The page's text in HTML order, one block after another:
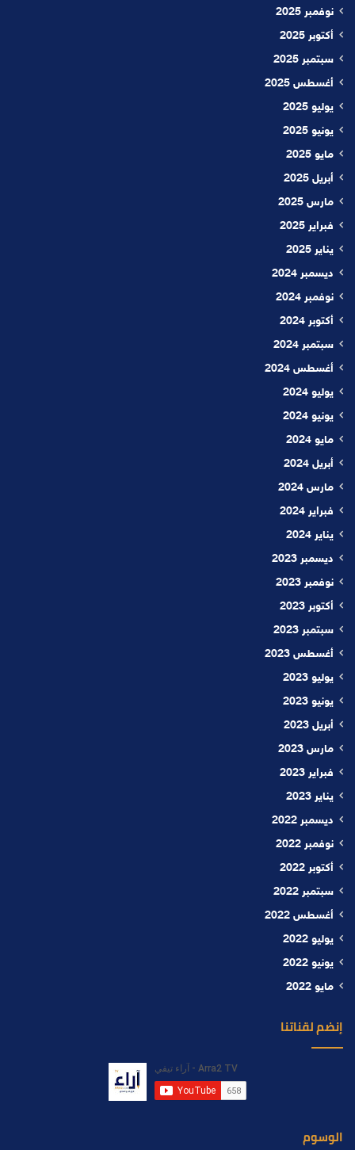
نوفمبر 2025
أكتوبر 2025
سبتمبر 2025
أغسطس 2025
يوليو 2025
يونيو 2025
مايو 2025
أبريل 2025
مارس 2025
فبراير 2025
يناير 2025
ديسمبر 2024
نوفمبر 2024
أكتوبر 2024
سبتمبر 2024
أغسطس 2024
يوليو 2024
يونيو 2024
مايو 2024
أبريل 2024
مارس 2024
فبراير 2024
يناير 2024
ديسمبر 2023
نوفمبر 2023
أكتوبر 2023
سبتمبر 2023
أغسطس 2023
يوليو 2023
يونيو 2023
أبريل 2023
مارس 2023
فبراير 2023
يناير 2023
ديسمبر 2022
نوفمبر 2022
أكتوبر 2022
سبتمبر 2022
أغسطس 2022
يوليو 2022
يونيو 2022
مايو 2022
إنضم لقناتنا
الوسوم